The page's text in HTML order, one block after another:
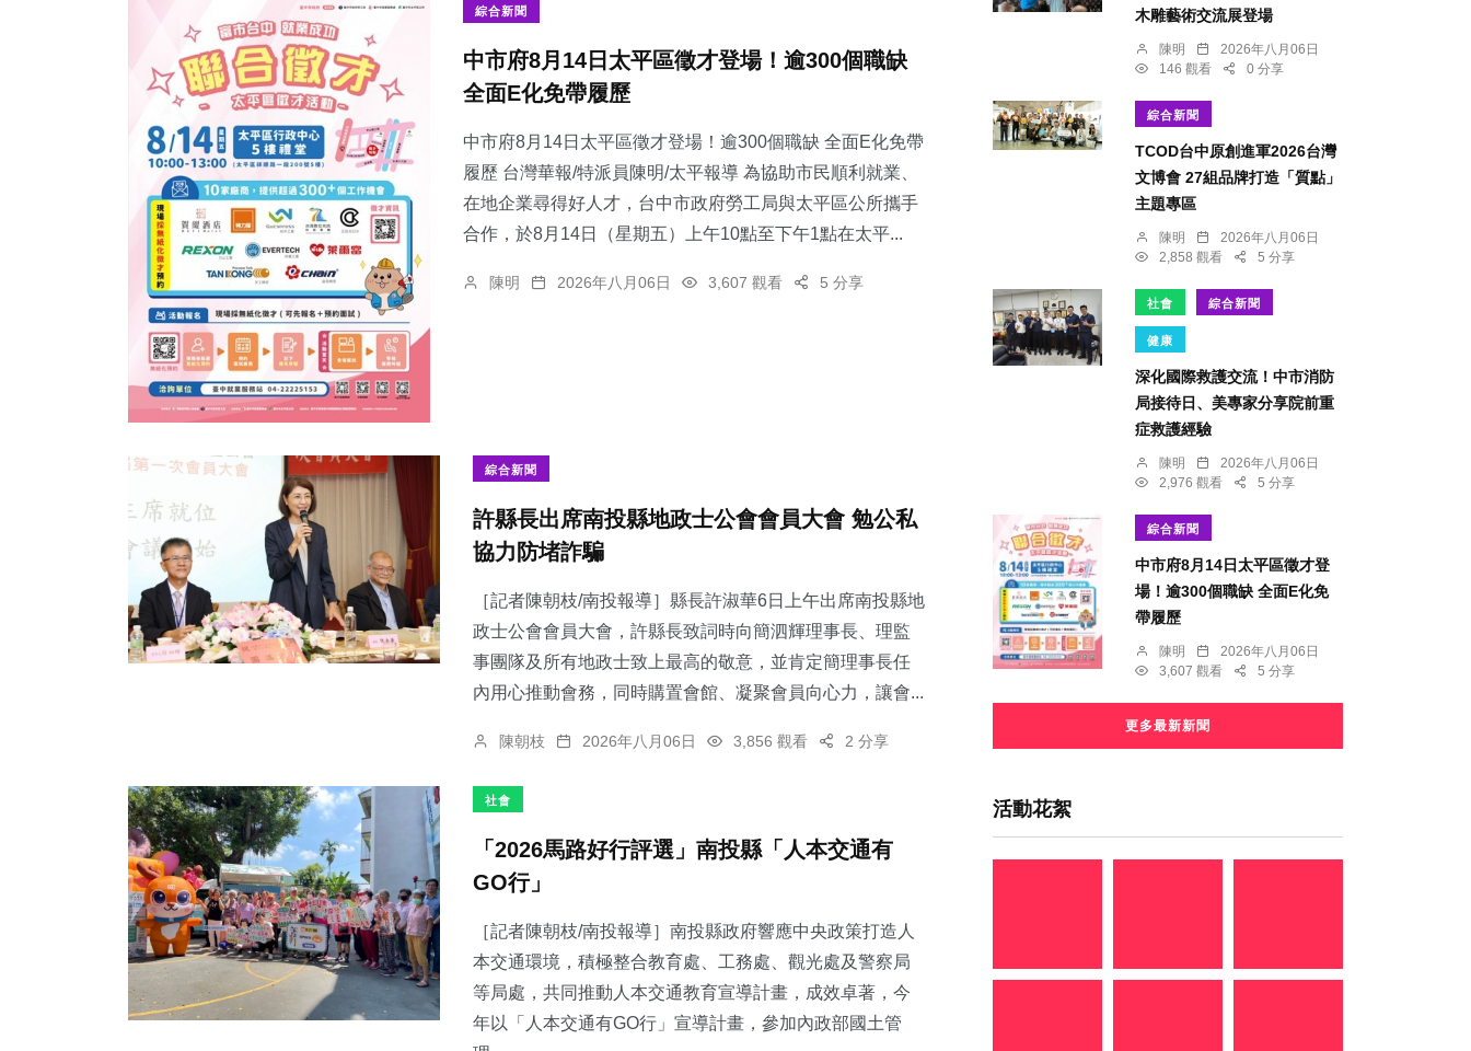
綜合新聞
中市府8月14日太平區徵才登場！逾300個職缺
全面E化免帶履歷
中市府8月14日太平區徵才登場！逾300個職缺 全面E化免帶
履歷 台灣華報/特派員陳明/太平報導 為協助市民順利就業、
在地企業尋得好人才，台中市政府勞工局與太平區公所攜手
合作，於8月14日（星期五）上午10點至下午1點在太平...
陳明 2026年八月06日 3,607 觀看 5 分享
綜合新聞
許縣長出席南投縣地政士公會會員大會 勉公私
協力防堵詐騙
［記者陳朝枝/南投報導］縣長許淑華6日上午出席南投縣地
政士公會會員大會，許縣長致詞時向簡泗輝理事長、理監
事團隊及所有地政士致上最高的敬意，並肯定簡理事長任
內用心推動會務，同時購置會館、凝聚會員向心力，讓會...
陳朝枝 2026年八月06日 3,856 觀看 2 分享
社會
「2026馬路好行評選」南投縣「人本交通有
GO行」
［記者陳朝枝/南投報導］南投縣政府響應中央政策打造人
本交通環境，積極整合教育處、工務處、觀光處及警察局
等局處，共同推動人本交通教育宣導計畫，成效卓著，今
年以「人本交通有GO行」宣導計畫，參加內政部國土管
木雕藝術交流展登場
陳明
2026年八月06日
146 觀看
0 分享
綜合新聞
TCOD台中原創進軍2026台灣
文博會 27組品牌打造「質點」
主題專區
陳明
2026年八月06日
2,858 觀看
5 分享
社會 綜合新聞
健康
深化國際救護交流！中市消防
局接待日、美專家分享院前重
症救護經驗
陳明
2026年八月06日
2,976 觀看
5 分享
綜合新聞
中市府8月14日太平區徵才登
場！逾300個職缺 全面E化免
帶履歷
陳明
2026年八月06日
3,607 觀看
5 分享
更多最新新聞
活動花絮